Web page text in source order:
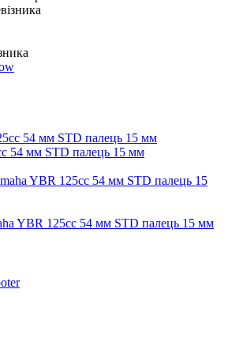
54 мм STD палець 15 мм
YBR 125cc 54 мм STD палець 15 мм